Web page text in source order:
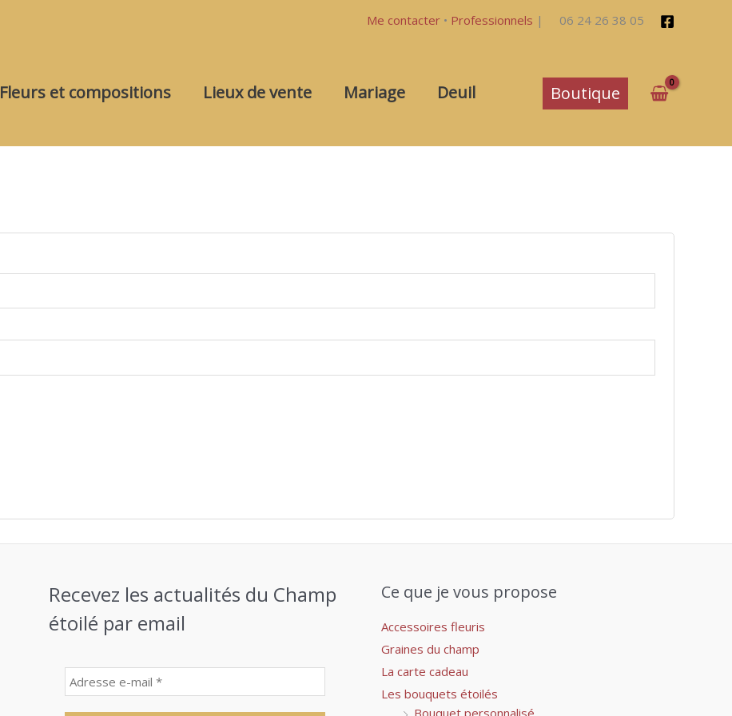
Me contacter • Professionnels | 06 24 26 38 05
Fleurs et compositions Lieux de vente Mariage Deuil Boutique
Recevez les actualités du Champ
étoilé par email
Ce que je vous propose
Accessoires fleuris
Graines du champ
La carte cadeau
Les bouquets étoilés
Bouquet personnalisé